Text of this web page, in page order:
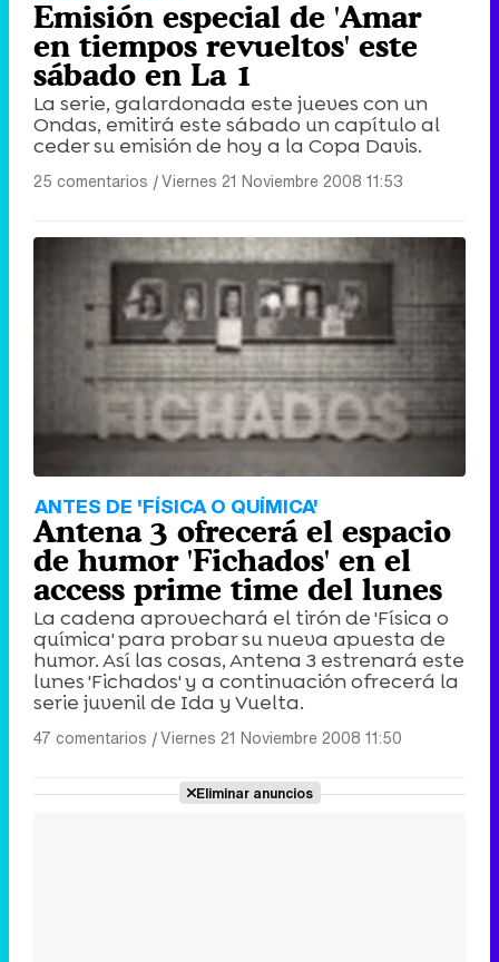
Emisión especial de 'Amar
en tiempos revueltos' este
sábado en La 1
La serie, galardonada este jueves con un
Ondas, emitirá este sábado un capítulo al
ceder su emisión de hoy a la Copa Davis.
25 comentarios |Viernes 21 Noviembre 2008 11:53
ANTES DE 'FÍSICA O QUÍMICA'
Antena 3 ofrecerá el espacio
de humor 'Fichados' en el
access prime time del lunes
La cadena aprovechará el tirón de 'Física o
química' para probar su nueva apuesta de
humor. Así las cosas, Antena 3 estrenará este
lunes 'Fichados' y a continuación ofrecerá la
serie juvenil de Ida y Vuelta.
47 comentarios |Viernes 21 Noviembre 2008 11:50
Eliminar anuncios